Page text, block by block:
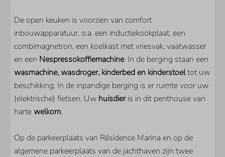
Extra buitenlandse zenders
Vloerverwarming
Gashaard
De open keuken is voorzien van comfort
inbouwapparatuur, o.a. een inductiekookplaat, een
combimagnetron, een koelkast met vriesvak, vaatwasser
en een Nespressokoffiemachine. In de berging staan een
wasmachine, wasdroger, kinderbed en kinderstoeltot uw
beschikking. In de inpandige berging is er ruimte voor uw
(elektrische) fietsen. Uw huisdieris in dit penthouse van
hartewelkom.
Op de parkeerplaats van Résidence Marina en op de
algemene parkeerplaats van de jachthaven zijn twee